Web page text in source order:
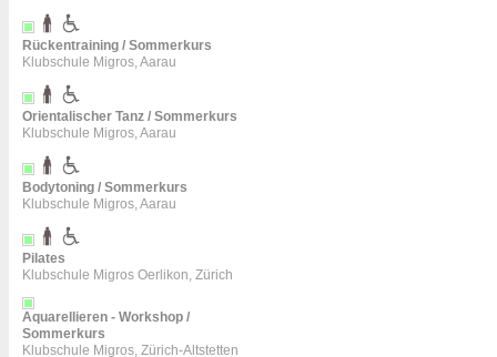
Rückentraining / Sommerkurs
Klubschule Migros, Aarau
Orientalischer Tanz / Sommerkurs
Klubschule Migros, Aarau
Bodytoning / Sommerkurs
Klubschule Migros, Aarau
Pilates
Klubschule Migros Oerlikon, Zürich
Aquarellieren - Workshop /
Sommerkurs
Klubschule Migros, Zürich-Altstetten